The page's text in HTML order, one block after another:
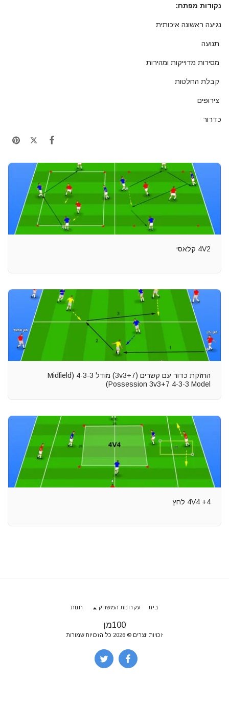
נקודות מפתח:
נגיעה ראשונה איכותית
תנועה
מסירות מדוייקות ומהירות
קבלת החלטות
צירופים
כדרור
4V2 קלאסי
החזקת כדור עם קשרים (3v3+7) מודל 4-3-3 (Midfield
Possession 3v3+7 4-3-3 Model)
4V4 +4 לחץ
100מן
זכויות יוצרים © 2026 כל הזכויות שמורות
בית עקרונות המשחק חנות